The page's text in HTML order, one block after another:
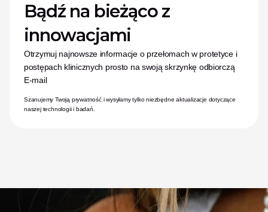
Bądź na bieżąco z
innowacjami
Otrzymuj najnowsze informacje o przełomach w protetyce i
postępach klinicznych prosto na swoją skrzynkę odbiorczą
E-mail
Szanujemy Twoją prywatność i wysyłamy tylko niezbędne aktualizacje dotyczące
naszej technologii i badań.